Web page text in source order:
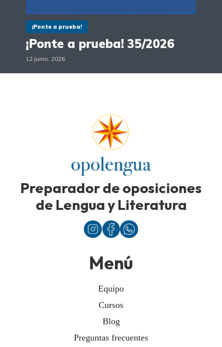
¡Ponte a prueba!
¡Ponte a prueba! 35/2026
12 junio, 2026
Preparador de oposiciones
de Lengua y Literatura
Menú
Equipo
Cursos
Blog
Preguntas frecuentes